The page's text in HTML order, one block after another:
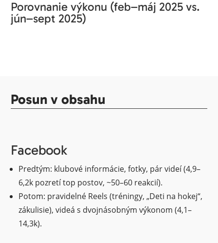
Porovnanie výkonu (feb–máj 2025 vs.
jún–sept 2025)
Posun v obsahu
Facebook
Predtým: klubové informácie, fotky, pár videí (4,9–
6,2k pozretí top postov, ~50–60 reakcií).
Potom: pravidelné Reels (tréningy, „Deti na hokej“,
zákulisie), videá s dvojnásobným výkonom (4,1–
14,3k).